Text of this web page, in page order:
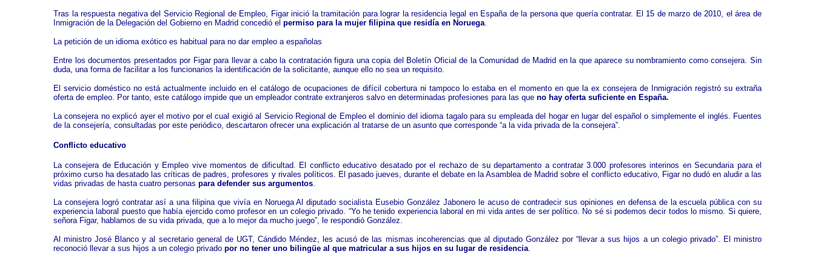
Tras la respuesta negativa del Servicio Regional de Empleo, Figar inició la tramitación para lograr la residencia legal en España de la persona que quería contratar. El 15 de marzo de 2010, el área de
Inmigración de la Delegación del Gobierno en Madrid concedió el permiso para la mujer filipina que residía en Noruega
La petición de un idioma exótico es habitual para no dar empleo a españolas
Entre los documentos presentados por Figar para llevar a cabo la contratación figura una copia del Boletín Oficial de la Comunidad de Madrid en la que aparece su nombramiento como consejera. Sin
duda, una forma de facilitar a los funcionarios la identificación de la solicitante, aunque ello no sea un requisito.
El servicio doméstico no está actualmente incluido en el catálogo de ocupaciones de difícil cobertura ni tampoco lo estaba en el momento en que la ex consejera de Inmigración registró su extraña
oferta de empleo. Por tanto, este catálogo impide que un empleador contrate extranjeros salvo en determinadas profesiones para las que no hay oferta suficiente en España.
La consejera no explicó ayer el motivo por el cual exigió al Servicio Regional de Empleo el dominio del idioma tagalo para su empleada del hogar en lugar del español o simplemente el inglés. Fuentes
de la consejería, consultadas por este periódico, descartaron ofrecer una explicación al tratarse de un asunto que corresponde “a la vida privada de la consejera”.
Conflicto educativo
La consejera de Educación y Empleo vive momentos de dificultad. El conflicto educativo desatado por el rechazo de su departamento a contratar 3.000 profesores interinos en Secundaria para el
próximo curso ha desatado las críticas de padres, profesores y rivales políticos. El pasado jueves, durante el debate en la Asamblea de Madrid sobre el conflicto educativo, Figar no dudó en aludir a las
vidas privadas de hasta cuatro personas para defender sus argumentos
La consejera logró contratar así a una filipina que vivía en NoruegaAl diputado socialista Eusebio González Jabonero le acuso de contradecir sus opiniones en defensa de la escuela pública con su
experiencia laboral puesto que había ejercido como profesor en un colegio privado. “Yo he tenido experiencia laboral en mi vida antes de ser político. No sé si podemos decir todos lo mismo. Si quiere,
señora Figar, hablamos de su vida privada, que a lo mejor da mucho juego”, le respondió González.
Al ministro José Blanco y al secretario general de UGT, Cándido Méndez, les acusó de las mismas incoherencias que al diputado González por “llevar a sus hijos a un colegio privado”. El ministro
reconoció llevar a sus hijos a un colegio privado por no tener uno bilingüe al que matricular a sus hijos en su lugar de residencia